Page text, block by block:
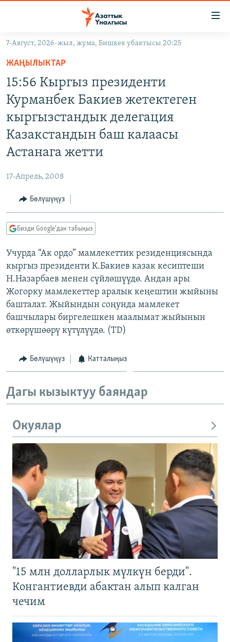
Навигацияга
өтүңүз
салыңыз
УКРАИНА
АТАЙЫН ИЛИКТӨӨ
ТВ ПРОГРАММАЛАР
БИЗ ЖАНА ДҮЙНӨ
ДАНИСТЕ
АЗАТТЫК+
ЫҢГАЙСЫЗ СУРООЛОР
ӨЗГӨЧӨ ПИКИР
Русский
ЭЕ/АРнун бардык сайттары
7-Август, 2026-жыл, жума, Бишкек убактысы 20:25
ЖАҢЫЛЫКТАР
15:56 Кыргыз президенти
Курманбек Бакиев жетектеген
кыргызстандык делегация
Казакстандын баш калаасы
Астанага жетти
17-Апрель, 2008
Бөлүшүңүз
Бизди Google'дан табыңыз
Учурда “Ак ордо” мамлекеттик резиденциясында
кыргыз президенти К.Бакиев казак кесиптеши
Н.Назарбаев менен сүйлөшүүдө. Андан ары
Жогорку мамлекеттер аралык кеңештин жыйыны
башталат. Жыйындын соңунда мамлекет
башчылары биргелешкен маалымат жыйынын
өткөрүшөөрү күтүлүүдө. (TD)
Бөлүшүңүз Катталыңыз
Дагы кызыктуу баяндар
Окуялар
"15 млн долларлык мүлкүн берди".
Конгантиевди абактан алып калган
чечим